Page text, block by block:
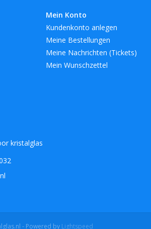
Mein Konto
Kundenkonto anlegen
Meine Bestellungen
Meine Nachrichten (Tickets)
Mein Wunschzettel
kristalglas
- Powered by Lightspeed